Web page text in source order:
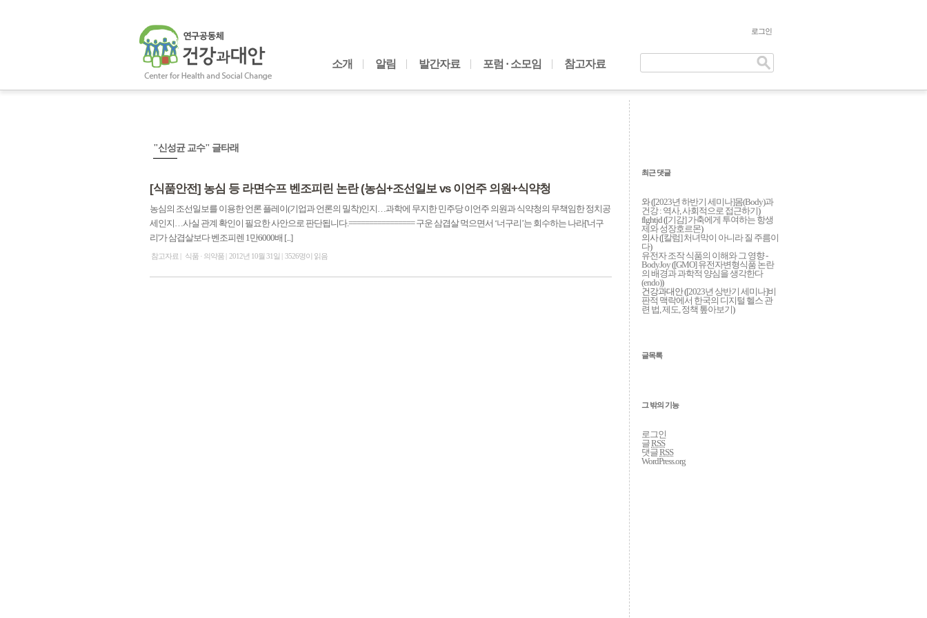
소개 알림 발간자료 포럼 · 소모임 참고자료
로그인
"신성균 교수" 글타래
[식품안전] 농심 등 라면수프 벤조피린 논란 (농심+조선일보 vs 이언주 의원+식약청
농심의 조선일보를 이용한 언론 플레이(기업과 언론의 밀착)인지…과학에 무지한 민주당 이언주 의원과 식약청의 무책임한 정치공
세인지…사실 관계 확인이 필요한 사안으로 판단됩니다.================ 구운 삼겹살 먹으면서 ‘너구리’는 회수하는 나라['너구
리'가 삼겹살보다 벤조피렌 1만6000배 [...]
참고자료 식품 · 의약품 2012년 10월 31일 3526명이 읽음
최근 댓글
와 ([2023년 하반기 세미나]몸(Body)과
건강 : 역사, 사회적으로 접근하기)
flghtjd ([기감] 가축에게 투여하는 항생
제와 성장호르몬)
의사 ([칼럼] 처녀막이 아니라 질 주름이
다)
유전자 조작 식품의 이해와 그 영향 -
BodyJoy([GMO] 유전자변형식품 논란
의 배경과 과학적 양심을 생각한다
(endo))
건강과대안 ([2023년 상반기 세미나]비
판적 맥락에서 한국의 디지털 헬스 관
련 법, 제도, 정책 톺아보기)
글목록
그 밖의 기능
로그인
글RSS
댓글RSS
WordPress.org